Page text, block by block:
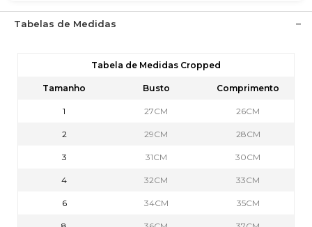
Tabelas de Medidas
Tabela de Medidas Cropped
Tamanho Busto Comprimento
1 27CM 26CM
2 29CM 28CM
3 31CM 30CM
4 32CM 33CM
6 34CM 35CM